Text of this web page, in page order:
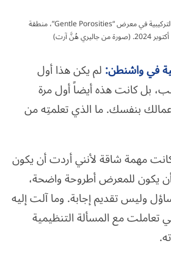
“بحر من الدموع” أحد الأعمال التركيبية في معرض “Gentle Porosities”، منطقة
هُنَّ آرت)
في واشنطن:لم يكن هذا أول
بل كانت هذه أيضاً أول مرة
بنفسك. ما الذي تعلمتِه من
مهمة شاقة لأنني أردت أن يكون
يكون للمعرض أطروحة واضحة،
وليس تقديم إجابة. وما آلت إليه
تعاملت مع المسألة التنظيمية